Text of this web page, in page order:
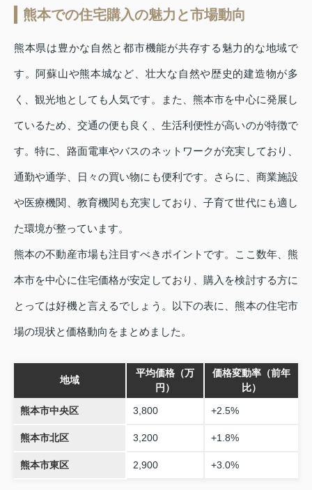
熊本での住宅購入の魅力と市場動向
熊本県は豊かな自然と都市機能が共存する魅力的な地域で
す。阿蘇山や熊本城など、壮大な自然や歴史的建造物が多
く、観光地としても人気です。また、熊本市を中心に発展し
ているため、交通の便も良く、生活利便性が高いのが特徴で
す。特に、路面電車やバスのネットワークが充実しており、
通勤や通学、日々の買い物にも便利です。さらに、商業施設
や医療機関、教育機関も充実しており、子育て世代にも適し
た環境が整っています。
熊本の不動産市場も注目すべきポイントです。ここ数年、熊
本市を中心に住宅価格が安定しており、購入を検討する方に
とっては好機と言えるでしょう。以下の表に、熊本の住宅市
場の現状と価格動向をまとめました。
地域
平均価格（万
円）
価格変動率（前年
比）
熊本市中央区 3,800 +2.5%
熊本市北区 3,200 +1.8%
熊本市東区 2,900 +3.0%